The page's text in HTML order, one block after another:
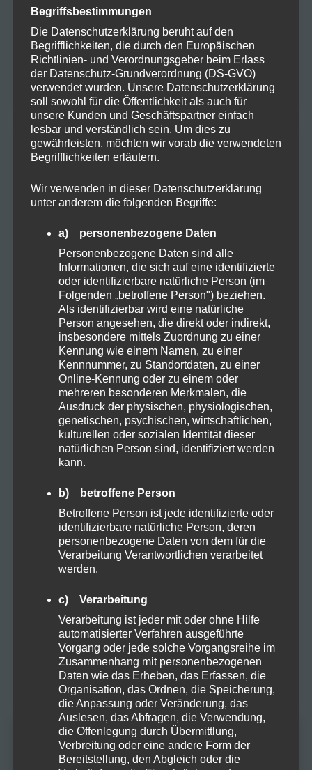
Mai 2024
April 2024
März 2024
KATEGORIEN
Allgemein
CBD
CBD Öl
Darmpflege
Grow
Harvest
Kosmetik
Natural
Proteine
Rezepte
Sucht
Vapes Altersprüfung
Begriffsbestimmungen
Die Datenschutzerklärung beruht auf den
Begrifflichkeiten, die durch den Europäischen
Richtlinien- und Verordnungsgeber beim Erlass
der Datenschutz-Grundverordnung (DS-GVO)
verwendet wurden. Unsere Datenschutzerklärung
soll sowohl für die Öffentlichkeit als auch für
unsere Kunden und Geschäftspartner einfach
lesbar und verständlich sein. Um dies zu
gewährleisten, möchten wir vorab die verwendeten
Begrifflichkeiten erläutern.
Wir verwenden in dieser Datenschutzerklärung
unter anderem die folgenden Begriffe:
a) personenbezogene Daten
Personenbezogene Daten sind alle
Informationen, die sich auf eine identifizierte
oder identifizierbare natürliche Person (im
Folgenden „betroffene Person") beziehen.
Als identifizierbar wird eine natürliche
Person angesehen, die direkt oder indirekt,
insbesondere mittels Zuordnung zu einer
Kennung wie einem Namen, zu einer
Kennnummer, zu Standortdaten, zu einer
Online-Kennung oder zu einem oder
mehreren besonderen Merkmalen, die
Ausdruck der physischen, physiologischen,
genetischen, psychischen, wirtschaftlichen,
kulturellen oder sozialen Identität dieser
natürlichen Person sind, identifiziert werden
kann.
b) betroffene Person
Betroffene Person ist jede identifizierte oder
identifizierbare natürliche Person, deren
personenbezogene Daten von dem für die
Verarbeitung Verantwortlichen verarbeitet
werden.
c) Verarbeitung
Verarbeitung ist jeder mit oder ohne Hilfe
automatisierter Verfahren ausgeführte
Vorgang oder jede solche Vorgangsreihe im
Zusammenhang mit personenbezogenen
Daten wie das Erheben, das Erfassen, die
Organisation, das Ordnen, die Speicherung,
die Anpassung oder Veränderung, das
Auslesen, das Abfragen, die Verwendung,
die Offenlegung durch Übermittlung,
Verbreitung oder eine andere Form der
Bereitstellung, den Abgleich oder die